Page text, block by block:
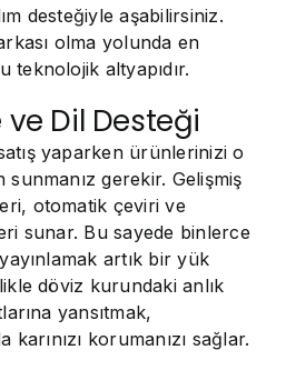
desteğiyle aşabilirsiniz.
olma yolunda en
teknolojik altyapıdır.
Dil Desteği
yaparken ürünlerinizi o
gerekir. Gelişmiş
otomatik çeviri ve
sunar. Bu sayede binlerce
artık bir yük
döviz kurundaki anlık
yansıtmak,
karınızı korumanızı sağlar.